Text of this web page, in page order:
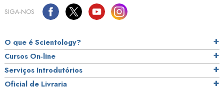
SIGA‑NOS
O que é Scientology?
Cursos On‑line
Serviços Introdutórios
Oficial de Livraria